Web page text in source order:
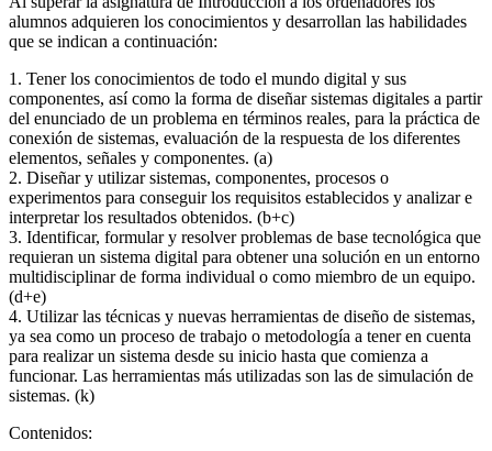
alumnos adquieren los conocimientos y desarrollan las habilidades
que se indican a continuación:
1. Tener los conocimientos de todo el mundo digital y sus
componentes, así como la forma de diseñar sistemas digitales a partir
del enunciado de un problema en términos reales, para la práctica de
conexión de sistemas, evaluación de la respuesta de los diferentes
elementos, señales y componentes. (a)
2. Diseñar y utilizar sistemas, componentes, procesos o
experimentos para conseguir los requisitos establecidos y analizar e
interpretar los resultados obtenidos. (b+c)
3. Identificar, formular y resolver problemas de base tecnológica que
requieran un sistema digital para obtener una solución en un entorno
multidisciplinar de forma individual o como miembro de un equipo.
(d+e)
4. Utilizar las técnicas y nuevas herramientas de diseño de sistemas,
ya sea como un proceso de trabajo o metodología a tener en cuenta
para realizar un sistema desde su inicio hasta que comienza a
funcionar. Las herramientas más utilizadas son las de simulación de
sistemas. (k)
Contenidos: